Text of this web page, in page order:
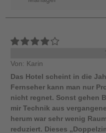
Von: Karin
Das Hotel scheint in die
Fernseher kann man nur
nicht regnet. Sonst gehen
mir Technik aus
herum war sehr wenig
reduziert. Dieses